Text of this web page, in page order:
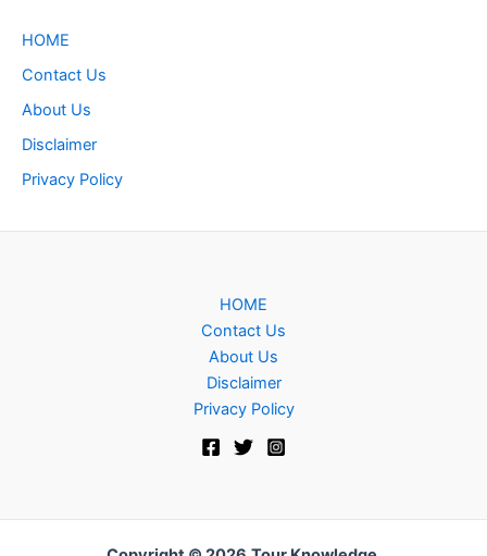
HOME
Contact Us
About Us
Disclaimer
Privacy Policy
HOME
Contact Us
About Us
Disclaimer
Privacy Policy